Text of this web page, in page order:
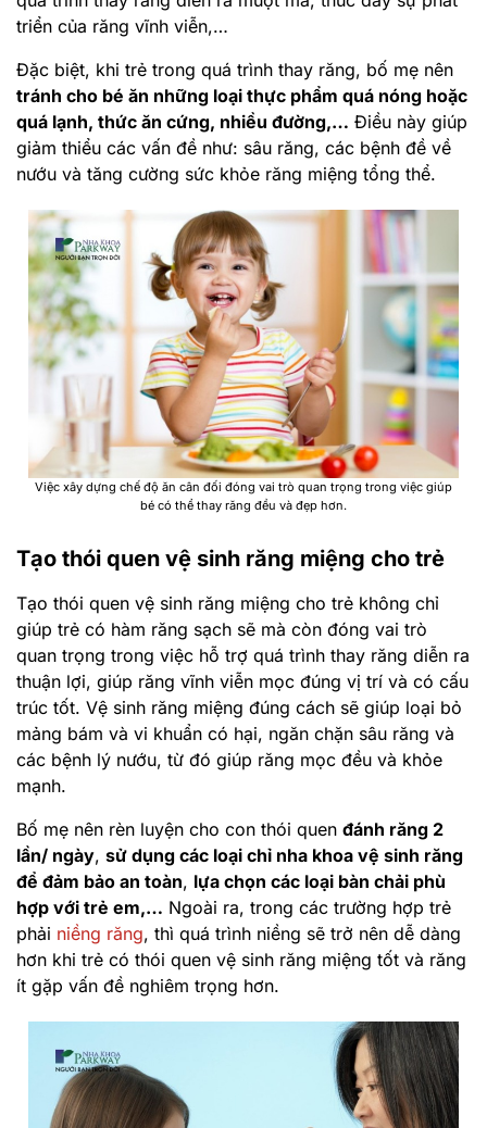
triển của răng vĩnh viễn,…
Đặc biệt, khi trẻ trong quá trình thay răng, bố mẹ nên
tránh cho bé ăn những loại thực phẩm quá nóng hoặc
quá lạnh, thức ăn cứng, nhiều đường,… Điều này giúp
giảm thiểu các vấn đề như: sâu răng, các bệnh đề về
nướu và tăng cường sức khỏe răng miệng tổng thể.
Việc xây dựng chế độ ăn cân đối đóng vai trò quan trọng trong việc giúp
bé có thể thay răng đều và đẹp hơn.
Tạo thói quen vệ sinh răng miệng cho trẻ
Tạo thói quen vệ sinh răng miệng cho trẻ không chỉ
giúp trẻ có hàm răng sạch sẽ mà còn đóng vai trò
quan trọng trong việc hỗ trợ quá trình thay răng diễn ra
thuận lợi, giúp răng vĩnh viễn mọc đúng vị trí và có cấu
trúc tốt. Vệ sinh răng miệng đúng cách sẽ giúp loại bỏ
mảng bám và vi khuẩn có hại, ngăn chặn sâu răng và
các bệnh lý nướu, từ đó giúp răng mọc đều và khỏe
mạnh.
Bố mẹ nên rèn luyện cho con thói quen đánh răng 2
lần/ ngày, sử dụng các loại chỉ nha khoa vệ sinh răng
để đảm bảo an toàn, lựa chọn các loại bàn chải phù
hợp với trẻ em,… Ngoài ra, trong các trường hợp trẻ
phải niềng răng, thì quá trình niềng sẽ trở nên dễ dàng
hơn khi trẻ có thói quen vệ sinh răng miệng tốt và răng
ít gặp vấn đề nghiêm trọng hơn.